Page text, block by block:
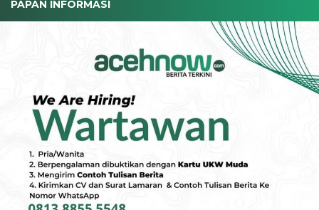
PAPAN INFORMASI